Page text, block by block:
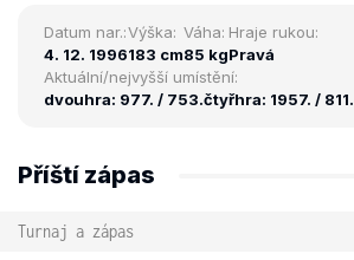
Datum nar.:
4. 12. 1996
Výška:
183 cm
Váha:
85 kg
Hraje rukou:
Pravá
Aktuální/nejvyšší umístění:
dvouhra: 977. / 753.čtyřhra: 1957. / 811.
Příští zápas
Turnaj a zápas